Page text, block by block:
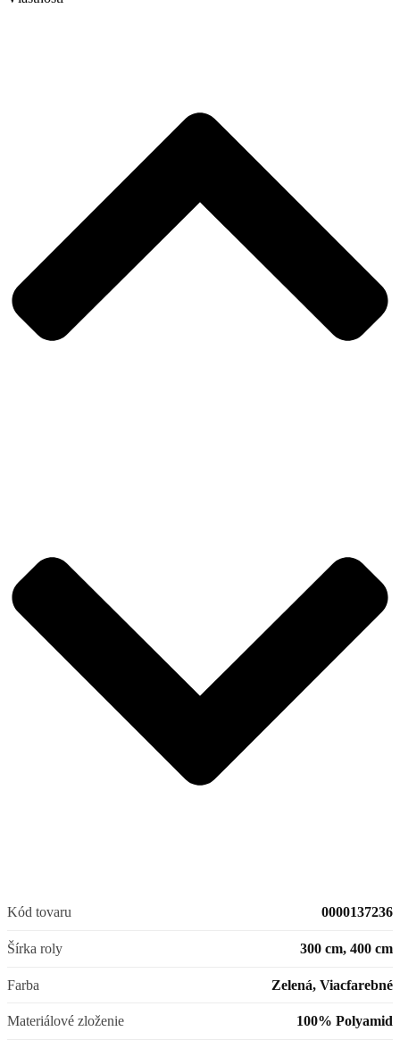
Kód tovaru 0000137236
Šírka roly 300 cm, 400 cm
Farba Zelená, Viacfarebné
Materiálové zloženie 100% Polyamid